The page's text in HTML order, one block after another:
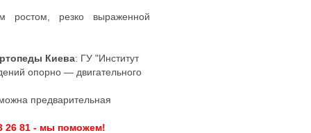
ростом, резко выраженной
Киева: ГУ "Институт
опорно — двигательного
предварительная
26 81 - мы поможем!